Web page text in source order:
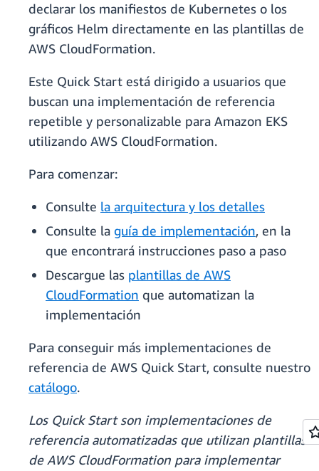
declarar los manifiestos de Kubernetes o los
gráficos Helm directamente en las plantillas de
AWS CloudFormation.
Este Quick Start está dirigido a usuarios que
buscan una implementación de referencia
repetible y personalizable para Amazon EKS
utilizando AWS CloudFormation.
Para comenzar:
Consulte la arquitectura y los detalles
Consulte la guía de implementación, en la
que encontrará instrucciones paso a paso
Descargue las plantillas de AWS
CloudFormation que automatizan la
implementación
Para conseguir más implementaciones de
referencia de AWS Quick Start, consulte nuestro
catálogo.
Los Quick Start son implementaciones de
referencia automatizadas que utilizan plantillas
de AWS CloudFormation para implementar